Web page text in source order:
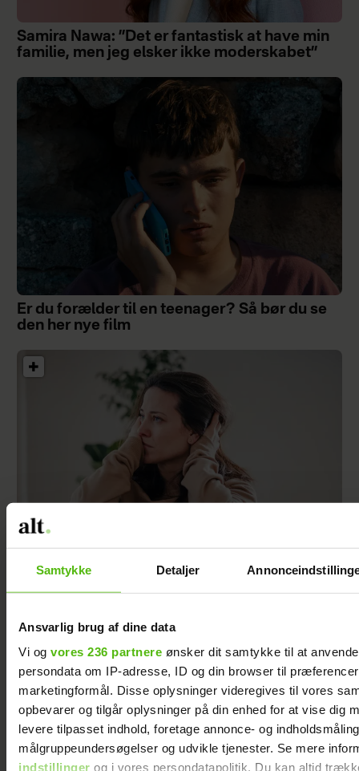
Samtykke Detaljer
Ansvarlig brug af dine data
Vi og vores 236 partnere ønsker dit samtykke til at
persondata om IP-adresse, ID og din browser til
marketingformål. Disse oplysninger videregives til vores
opbevarer og tilgår oplysninger på din enhed for at vise dig
levere tilpasset indhold, foretage annonce- og
målgruppeundersøgelser og udvikle tjenester. Se mere
indstillinger og i vores persondatapolitik. Du kan altid
Samira Nawa: ”Det er fantastisk at have min
familie, men jeg elsker ikke moderskabet”
Er du forælder til en teenager? Så bør du se
den her nye film
Vi var skeptiske
før den 1.
sæson, men
blev helt